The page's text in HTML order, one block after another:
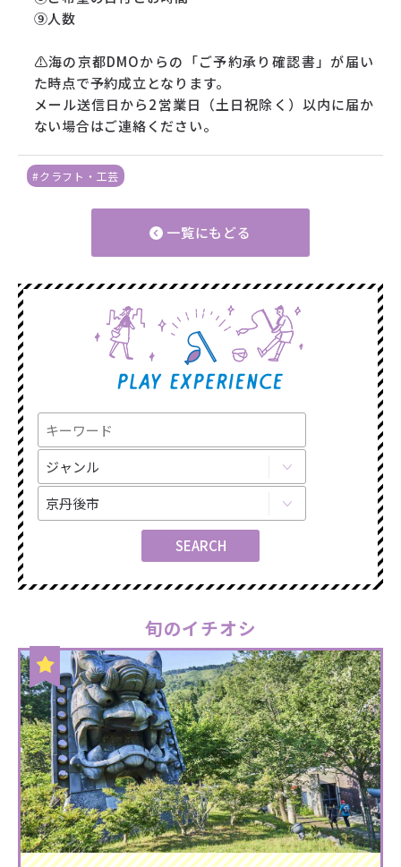
⑨人数
⚠海の京都DMOからの「ご予約承り確認書」が届い
た時点で予約成立となります。
メール送信日から2営業日（土日祝除く）以内に届か
ない場合はご連絡ください。
#クラフト・工芸
一覧にもどる
旬のイチオシ